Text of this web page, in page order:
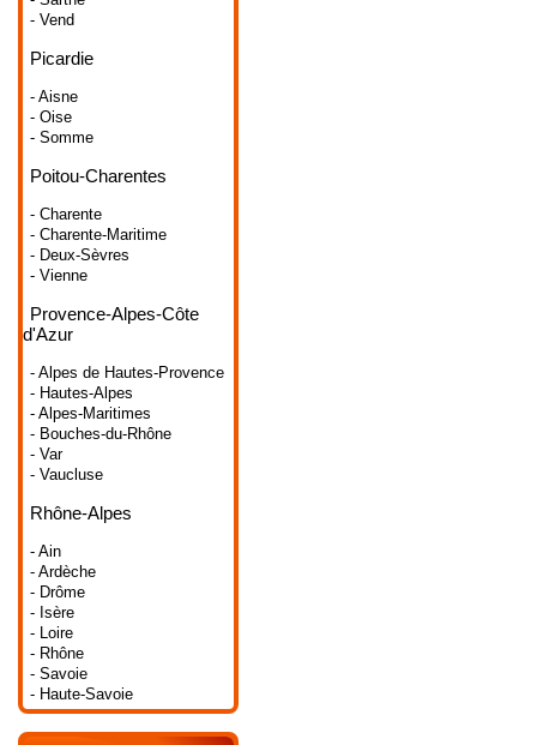
- Vend
Picardie
- Aisne
- Oise
- Somme
Poitou-Charentes
- Charente
- Charente-Maritime
- Deux-Sèvres
- Vienne
Provence-Alpes-Côte
d'Azur
- Alpes de Hautes-Provence
- Hautes-Alpes
- Alpes-Maritimes
- Bouches-du-Rhône
- Var
- Vaucluse
Rhône-Alpes
- Ain
- Ardèche
- Drôme
- Isère
- Loire
- Rhône
- Savoie
- Haute-Savoie